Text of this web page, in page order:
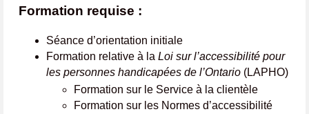
Formation requise :
Séance d’orientation initiale
Formation relative à la Loi sur l’accessibilité pour
les personnes handicapées de l’Ontario (LAPHO)
Formation sur le Service à la clientèle
Formation sur les Normes d’accessibilité